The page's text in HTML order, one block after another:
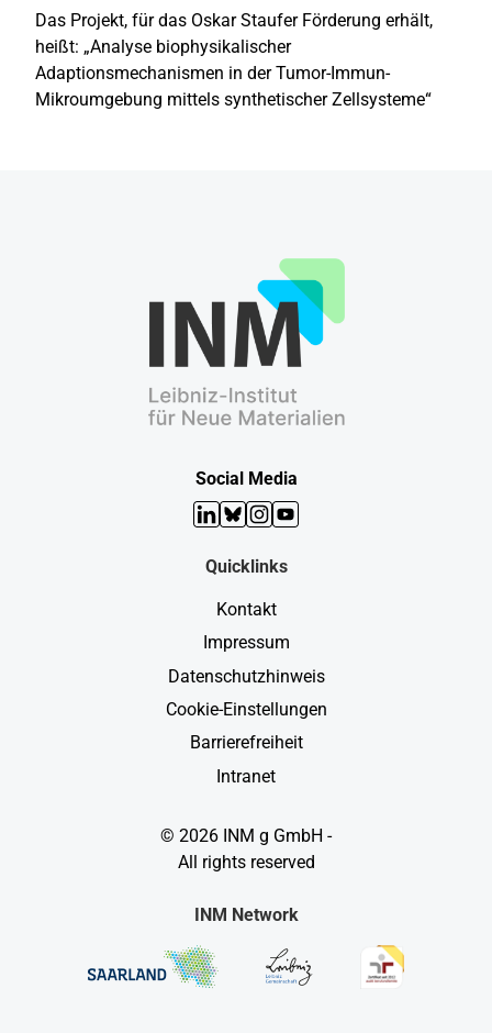
Das Projekt, für das Oskar Staufer Förderung erhält,
heißt: „Analyse biophysikalischer
Adaptionsmechanismen in der Tumor-Immun-
Mikroumgebung mittels synthetischer Zellsysteme“
Social Media
LinkedIn
Bluesky
Instagram
YouTube
Quicklinks
Kontakt
Impressum
Datenschutzhinweis
Cookie-Einstellungen
Barrierefreiheit
Intranet
© 2026 INM g GmbH -
All rights reserved
INM Network